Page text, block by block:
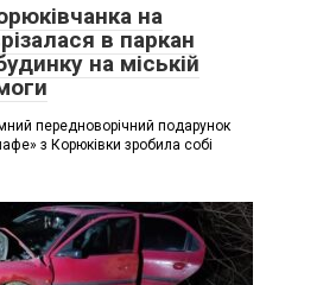
на
в паркан
на міській
передноворічний подарунок
з Корюківки зробила собі